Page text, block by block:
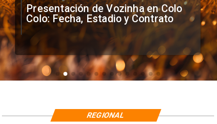
Presentación de Vozinha en Colo
Colo: Fecha, Estadio y Contrato
REGIONAL